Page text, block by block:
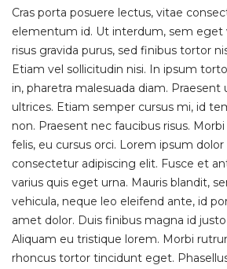
Cras porta posuere lectus, vitae
elementum id. Ut interdum, sem eget
risus gravida purus, sed finibus tortor
Etiam vel sollicitudin nisi. In ipsum
in, pharetra malesuada diam. Praesent
ultrices. Etiam semper cursus mi, id
non. Praesent nec faucibus risus.
felis, eu cursus orci. Lorem ipsum
consectetur adipiscing elit. Fusce et
varius quis eget urna. Mauris blandit,
vehicula, neque leo eleifend ante, id
amet dolor. Duis finibus magna id
Aliquam eu tristique lorem. Morbi
rhoncus tortor tincidunt eget.